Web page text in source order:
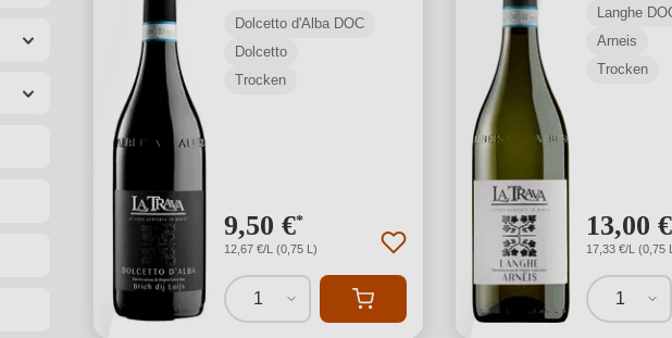
Dolcetto d'Alba DOC
Dolcetto
Trocken
9,50 €*
12,67 €/L (0,75 L)
1
Langhe
Arneis
Trocken
13,00 €
17,33 €/L (0,75
1